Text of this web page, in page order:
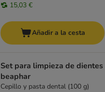
15,03 €
Añadir a la cesta
Set para limpieza de dientes
beaphar
Cepillo y pasta dental (100 g)